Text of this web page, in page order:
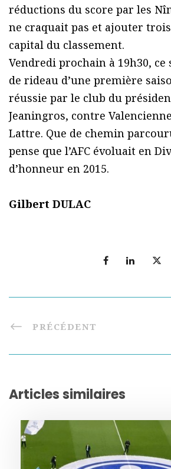
réductions du score par les
ne craquait pas et ajouter
capital du classement.
Vendredi prochain à 19h30, ce
de rideau d’une première
réussie par le club du
Jeaningros, contre
Lattre. Que de chemin
pense que l’AFC évoluait en
d’honneur en 2015.
Gilbert DULAC
PRÉCÉDENT
Articles similaires